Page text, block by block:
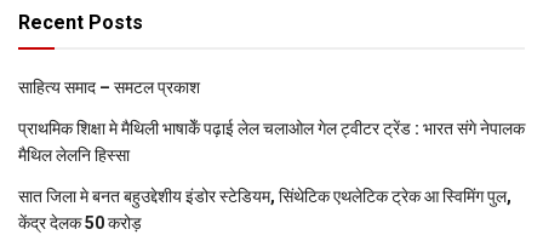
Recent Posts
साहित्य समाद – समटल प्रकाश
प्राथमिक शि‍क्षा मे मैथि‍ली भाषाकेँ पढ़ाई लेल चलाओल गेल ट्वीटर ट्रेंड : भारत संगे नेपालक
मैथिल लेलनि हिस्सा
सात जिला मे बनत बहुउद्देशीय इंडोर स्‍टेडि‍यम, सिंथेटिक एथलेटिक ट्रेक आ स्विमिंग पुल,
केंद्र देलक 50 करोड़